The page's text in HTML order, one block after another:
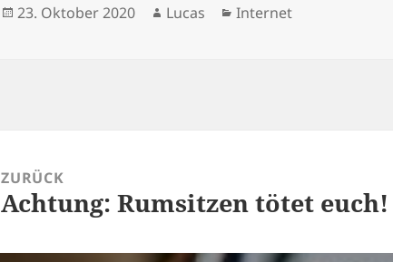
Veröffentlicht
23. Oktober 2020 Autor
Lucas Kategorien
Internet
ZURÜCK
Vorheriger
Achtung: Rumsitzen tötet euch!